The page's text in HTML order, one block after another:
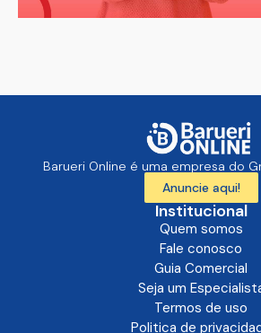
Barueri Online é uma empresa do
Anuncie aqui!
Institucional
Quem somos
Fale conosco
Guia Comercial
Seja um
Termos de uso
Politica de